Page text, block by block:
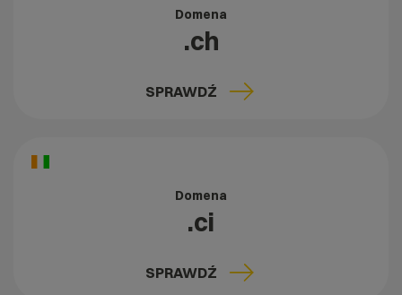
Domena
.ch
SPRAWDŹ
Domena
.ci
SPRAWDŹ